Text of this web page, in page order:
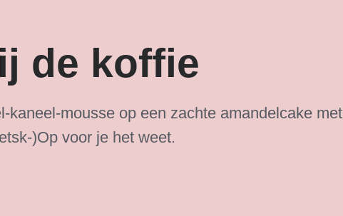
de koffie
kaneel-mousse op een zachte amandelcake met
)Op voor je het weet.